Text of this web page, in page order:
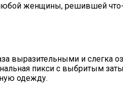
женщины, решившей
выразительными и
пикси с выбритым
одежду.